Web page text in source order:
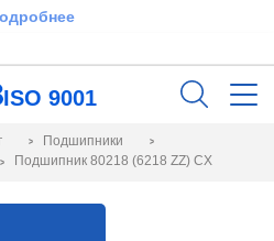
ISO 9001
Подшипники
Подшипник 80218 (6218 ZZ) CX